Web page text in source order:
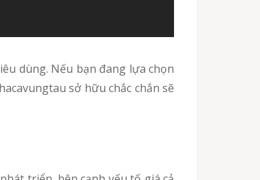
sở hữu chắc chắn sẽ